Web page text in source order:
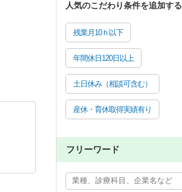
人気のこだわり条件を追加する
残業月10ｈ以下
年間休日120日以上
土日休み（相談可含む）
産休・育休取得実績有り
フリーワード